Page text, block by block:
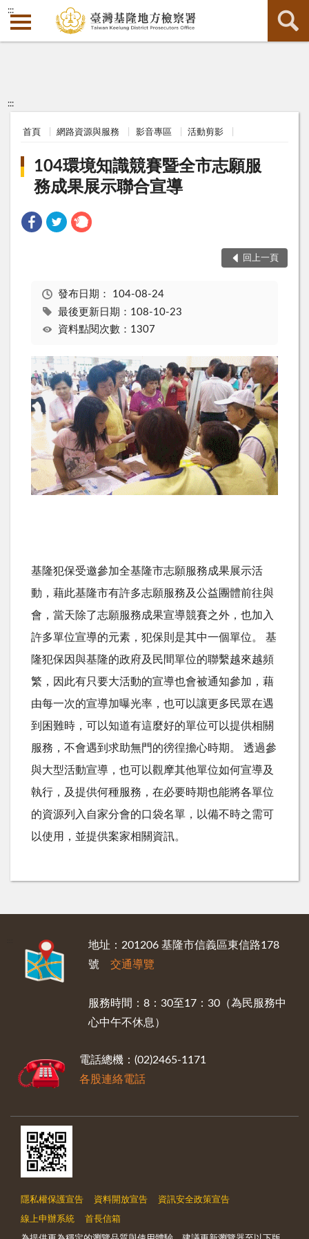
:::
:::
首頁 網路資源與服務 影音專區 活動剪影
104環境知識競賽暨全市志願服
務成果展示聯合宣導
回上一頁
發布日期： 104-08-24
最後更新日期：108-10-23
資料點閱次數：1307
基隆犯保受邀參加全基隆市志願服務成果展示活
動，藉此基隆市有許多志願服務及公益團體前往與
會，當天除了志願服務成果宣導競賽之外，也加入
許多單位宣導的元素，犯保則是其中一個單位。 基
隆犯保因與基隆的政府及民間單位的聯繫越來越頻
繁，因此有只要大活動的宣導也會被通知參加，藉
由每一次的宣導加曝光率，也可以讓更多民眾在遇
到困難時，可以知道有這麼好的單位可以提供相關
服務，不會遇到求助無門的徬徨擔心時期。 透過參
與大型活動宣導，也可以觀摩其他單位如何宣導及
執行，及提供何種服務，在必要時期也能將各單位
的資源列入自家分會的口袋名單，以備不時之需可
以使用，並提供案家相關資訊。
地址：201206 基隆市信義區東信路178
號 交通導覽
服務時間：8：30至17：30（為民服務中
心中午不休息）
電話總機：(02)2465-1171
各股連絡電話
隱私權保護宣告 資料開放宣告 資訊安全政策宣告
線上申辦系統 首長信箱